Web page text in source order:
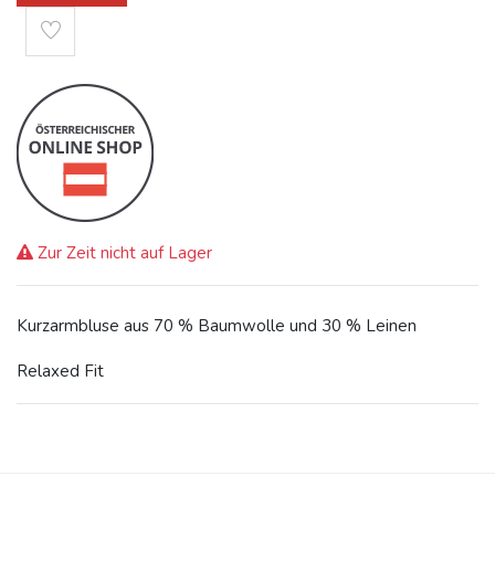
Zur Zeit nicht auf Lager
Kurzarmbluse aus 70 % Baumwolle und 30 % Leinen
Relaxed Fit